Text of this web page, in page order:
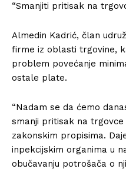
“Smanjiti pritisak na
Almedin Kadrić, član
firme iz oblasti trgovine,
problem povećanje
ostale plate.
“Nadam se da ćemo
smanji pritisak na
zakonskim propisima.
inpekcijskim organima u
obučavanju potrošača o